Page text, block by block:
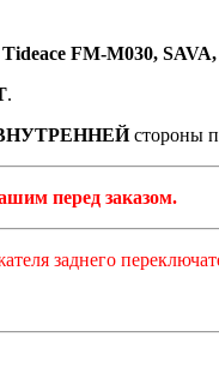
FM-M030,
.
стороны
перед заказом.
заднего